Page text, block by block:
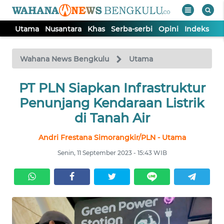
Utama Nusantara Khas Serba-serbi Opini Indeks
Wahana News Bengkulu Utama
PT PLN Siapkan Infrastruktur
Penunjang Kendaraan Listrik
di Tanah Air
Andri Frestana Simorangkir/PLN - Utama
Senin, 11 September 2023 - 15:43 WIB
TV
Tutup
UTAMA
SERBA-
SERBI
OPINI